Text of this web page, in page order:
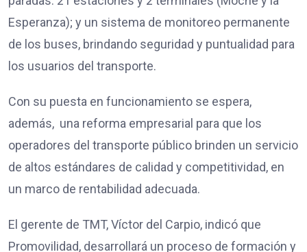
Esperanza); y un sistema de monitoreo permanente
de los buses, brindando seguridad y puntualidad para
los usuarios del transporte.
Con su puesta en funcionamiento se espera,
además, una reforma empresarial para que los
operadores del transporte público brinden un servicio
de altos estándares de calidad y competitividad, en
un marco de rentabilidad adecuada.
El gerente de TMT, Víctor del Carpio, indicó que
Promovilidad, desarrollará un proceso de formación y